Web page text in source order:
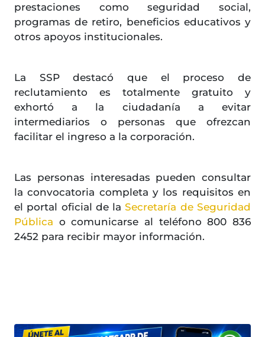
prestaciones como seguridad social,
programas de retiro, beneficios educativos y
otros apoyos institucionales.
La SSP destacó que el proceso de
reclutamiento es totalmente gratuito y
exhortó a la ciudadanía a evitar
intermediarios o personas que ofrezcan
facilitar el ingreso a la corporación.
Las personas interesadas pueden consultar
la convocatoria completa y los requisitos en
el portal oficial de laSecretaría de Seguridad
Pública o comunicarse al teléfono 800 836
2452 para recibir mayor información.